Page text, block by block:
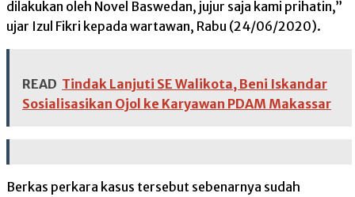
dilakukan oleh Novel Baswedan, jujur saja kami prihatin,”
ujar Izul Fikri kepada wartawan, Rabu (24/06/2020).
READ Tindak Lanjuti SE Walikota, Beni Iskandar
Sosialisasikan Ojol ke Karyawan PDAM Makassar
Berkas perkara kasus tersebut sebenarnya sudah